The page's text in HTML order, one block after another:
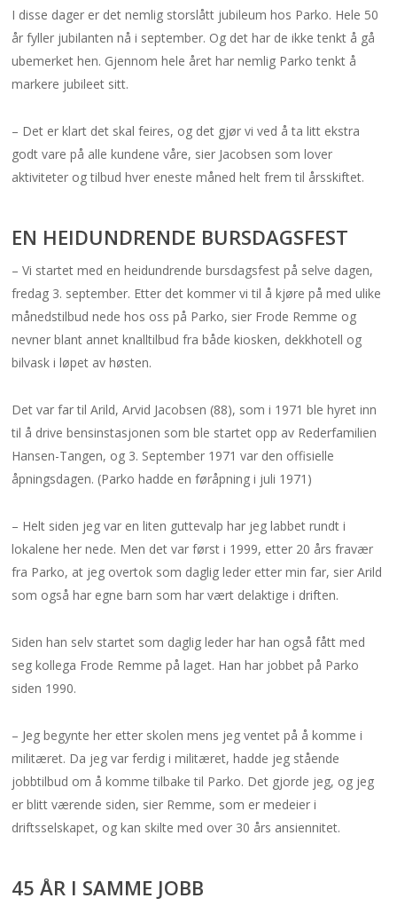
I disse dager er det nemlig storslått jubileum hos Parko. Hele 50
år fyller jubilanten nå i september. Og det har de ikke tenkt å gå
ubemerket hen. Gjennom hele året har nemlig Parko tenkt å
markere jubileet sitt.
– Det er klart det skal feires, og det gjør vi ved å ta litt ekstra
godt vare på alle kundene våre, sier Jacobsen som lover
aktiviteter og tilbud hver eneste måned helt frem til årsskiftet.
EN HEIDUNDRENDE BURSDAGSFEST
– Vi startet med en heidundrende bursdagsfest på selve dagen,
fredag 3. september. Etter det kommer vi til å kjøre på med ulike
månedstilbud nede hos oss på Parko, sier Frode Remme og
nevner blant annet knalltilbud fra både kiosken, dekkhotell og
bilvask i løpet av høsten.
Det var far til Arild, Arvid Jacobsen (88), som i 1971 ble hyret inn
til å drive bensinstasjonen som ble startet opp av Rederfamilien
Hansen-Tangen, og 3. September 1971 var den offisielle
åpningsdagen. (Parko hadde en føråpning i juli 1971)
– Helt siden jeg var en liten guttevalp har jeg labbet rundt i
lokalene her nede. Men det var først i 1999, etter 20 års fravær
fra Parko, at jeg overtok som daglig leder etter min far, sier Arild
som også har egne barn som har vært delaktige i driften.
Siden han selv startet som daglig leder har han også fått med
seg kollega Frode Remme på laget. Han har jobbet på Parko
siden 1990.
– Jeg begynte her etter skolen mens jeg ventet på å komme i
militæret. Da jeg var ferdig i militæret, hadde jeg stående
jobbtilbud om å komme tilbake til Parko. Det gjorde jeg, og jeg
er blitt værende siden, sier Remme, som er medeier i
driftsselskapet, og kan skilte med over 30 års ansiennitet.
45 ÅR I SAMME JOBB